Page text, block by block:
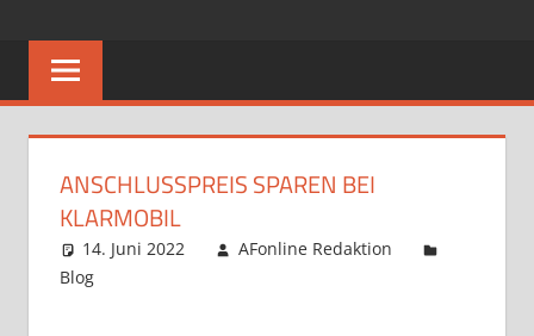
springen
FLAT
Allnet
Flat
Das
Sorglos-
Paket
ANSCHLUSSPREIS SPAREN BEI
KLARMOBIL
14. Juni 2022
AFonline Redaktion
Blog